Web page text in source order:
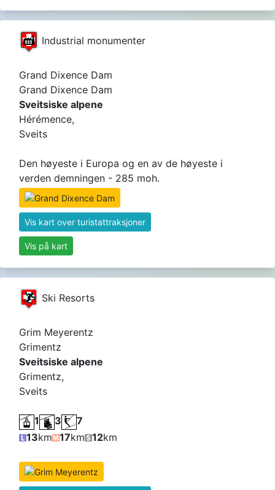
Industrial monumenter
Grand Dixence Dam
Grand Dixence Dam
Sveitsiske alpene
Hérémence,
Sveits
Den høyeste i Europa og en av de høyeste i
verden demningen - 285 moh.
Vis kart over turistattraksjoner
Vis på kart
Ski Resorts
Grim Meyerentz
Grimentz
Sveitsiske alpene
Grimentz,
Sveits
1 3
7
13km 17km 12km